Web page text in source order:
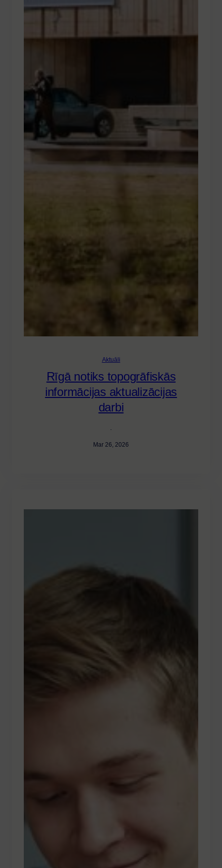
Aktuāli
Rīgā notiks topogrāfiskās
informācijas aktualizācijas
darbi
·
Mar 26, 2026